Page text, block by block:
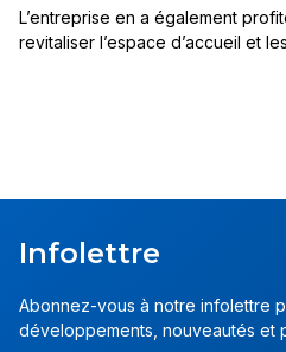
L’entreprise en a également
revitaliser l’espace d’accueil et
Infolettre
Abonnez-vous à notre infolettre
développements, nouveautés et